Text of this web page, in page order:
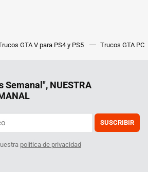
GTA V para PS4 y PS5 Trucos GTA PC
Semanal", NUESTRA
SUSCRIBIR
política de privacidad